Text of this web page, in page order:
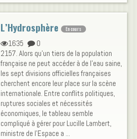
L’Hydrosphère En cours
1635
0
2157. Alors qu'un tiers de la population
française ne peut accéder à de l'eau saine,
les sept divisions officielles françaises
cherchent encore leur place sur la scène
internationale. Entre conflits politiques,
ruptures sociales et nécessités
économiques, le tableau semble
compliqué à gérer pour Lucille Lambert,
ministre de l'Espace a ...